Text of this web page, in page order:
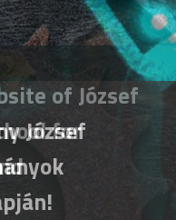
of József
for